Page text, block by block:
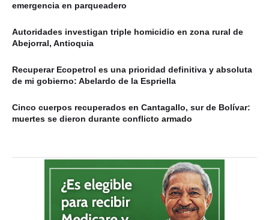
emergencia en parqueadero
Autoridades investigan triple homicidio en zona rural de
Abejorral, Antioquia
Recuperar Ecopetrol es una prioridad definitiva y absoluta
de mi gobierno: Abelardo de la Espriella
Cinco cuerpos recuperados en Cantagallo, sur de Bolívar:
muertes se dieron durante conflicto armado